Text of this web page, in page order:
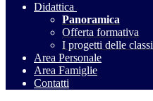
Didattica
Panoramica
Offerta formativa
I progetti delle classi
Area Personale
Area Famiglie
Contatti